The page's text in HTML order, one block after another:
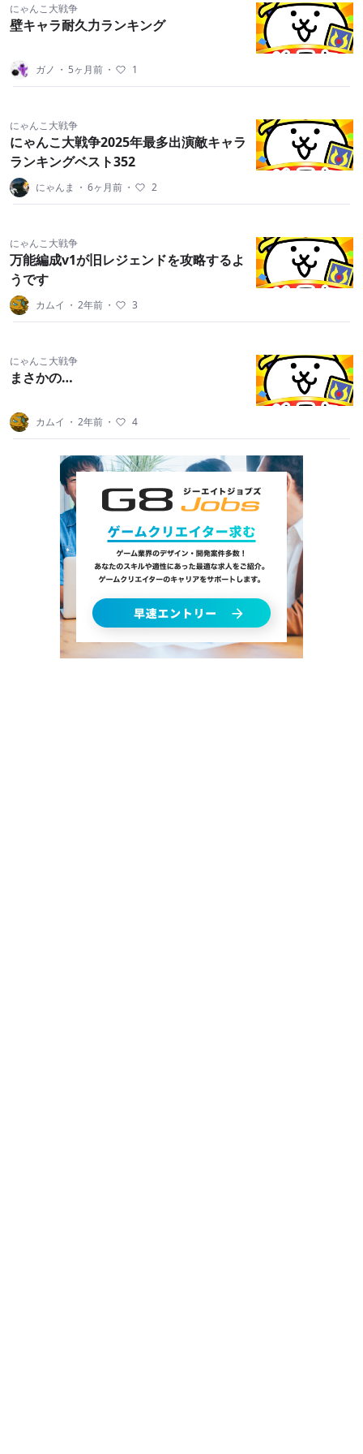
にゃんこ大戦争
壁キャラ耐久力ランキング
ガノ ・ 5ヶ月前 ・ 1
にゃんこ大戦争
にゃんこ大戦争2025年最多出演敵キャラ
ランキングベスト352
にゃんま ・ 6ヶ月前 ・ 2
にゃんこ大戦争
万能編成v1が旧レジェンドを攻略するよ
うです
カムイ ・ 2年前 ・ 3
にゃんこ大戦争
まさかの…
カムイ ・ 2年前 ・ 4